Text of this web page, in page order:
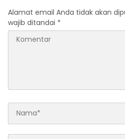
Alamat email Anda tidak akan
wajib ditandai *